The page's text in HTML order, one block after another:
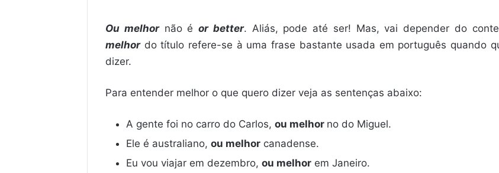
Ou melhornão é or better. Aliás, pode até ser! Mas, vai depender do
melhordo título refere-se à uma frase bastante usada em português quando
dizer.
Para entender melhor o que quero dizer veja as sentenças abaixo:
A gente foi no carro do Carlos, ou melhor no do Miguel.
Ele é australiano, ou melhor canadense.
Eu vou viajar em dezembro, ou melhor em Janeiro.